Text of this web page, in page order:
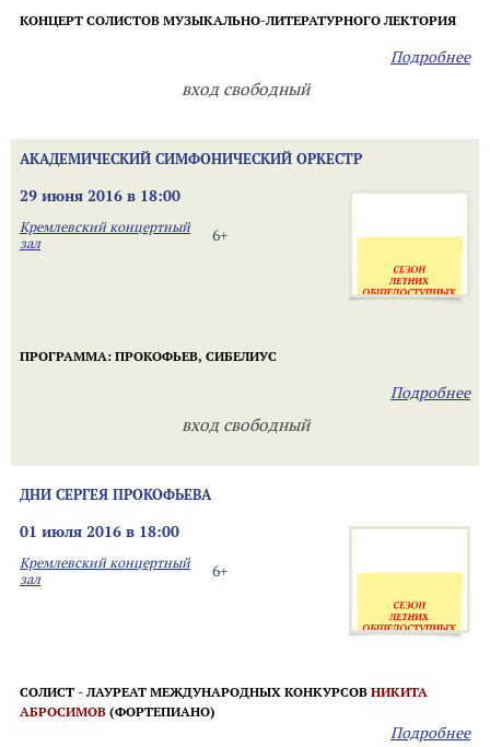
КОНЦЕРТ СОЛИСТОВ МУЗЫКАЛЬНО-ЛИТЕРАТУРНОГО ЛЕКТОРИЯ
Подробнее
вход свободный
АКАДЕМИЧЕСКИЙ СИМФОНИЧЕСКИЙ ОРКЕСТР
29 июня 2016 в 18:00
6+
Кремлевский концертный
зал
ПРОГРАММА:ПРОКОФЬЕВ, СИБЕЛИУС
Подробнее
вход свободный
ДНИ СЕРГЕЯ ПРОКОФЬЕВА
01 июля 2016 в 18:00
6+
Кремлевский концертный
зал
СОЛИСТ - ЛАУРЕАТ МЕЖДУНАРОДНЫХ КОНКУРСОВНИКИТА
АБРОСИМОВ(ФОРТЕПИАНО)
Подробнее